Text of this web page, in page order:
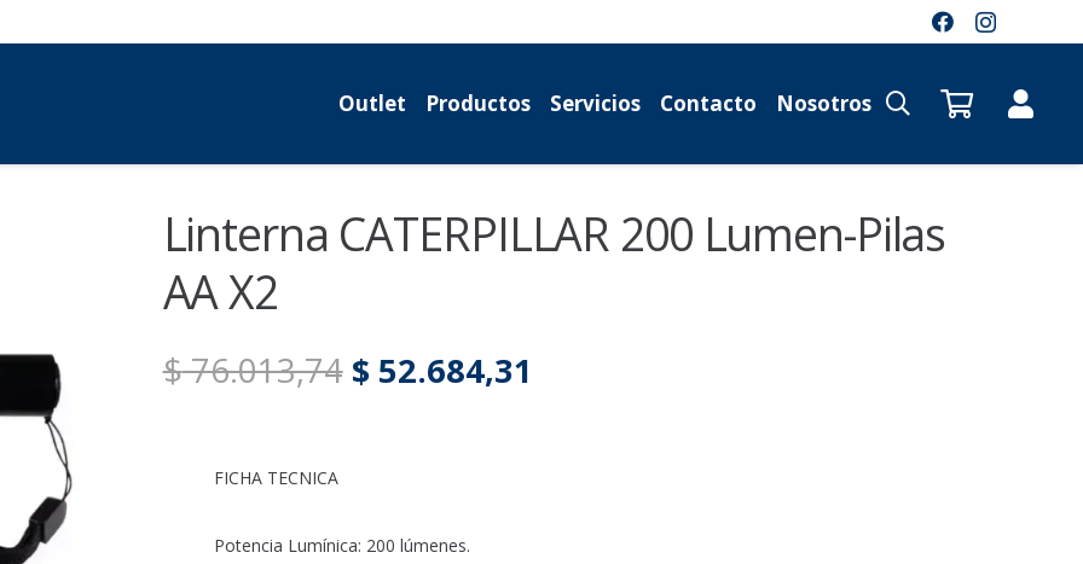
Outlet Productos Servicios Contacto Nosotros
Linterna CATERPILLAR 200 Lumen-Pilas
AA X2
$76.013,74 El
$52.684,31
FICHA TECNICA
Potencia Lumínica: 200 lúmenes.